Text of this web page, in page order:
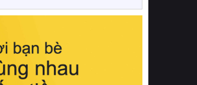
này, bạn sẽ cảm nhận rõ rệt sự khác
hồi chuẩn xác của phần đệm nâng đỡ
cột sống.
Bên cạnh đó, việc lựa chọn các dòng